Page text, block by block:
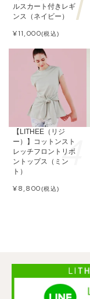
ルスカート付きレギ
ンス（ネイビー）
¥11,000(税込)
【LITHEE（リジ
ー）】コットンスト
レッチフロントリボ
ントップス（ミン
ト）
¥8,800(税込)